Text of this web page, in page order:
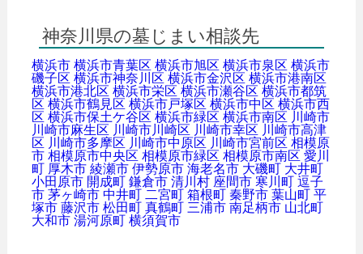
神奈川県の墓じまい相談先
横浜市 横浜市青葉区 横浜市旭区 横浜市泉区 横浜市
磯子区 横浜市神奈川区 横浜市金沢区 横浜市港南区
横浜市港北区 横浜市栄区 横浜市瀬谷区 横浜市都筑
区 横浜市鶴見区 横浜市戸塚区 横浜市中区 横浜市西
区 横浜市保土ケ谷区 横浜市緑区 横浜市南区 川崎市
川崎市麻生区 川崎市川崎区 川崎市幸区 川崎市高津
区 川崎市多摩区 川崎市中原区 川崎市宮前区 相模原
市 相模原市中央区 相模原市緑区 相模原市南区 愛川
町 厚木市 綾瀬市 伊勢原市 海老名市 大磯町 大井町
小田原市 開成町 鎌倉市 清川村 座間市 寒川町 逗子
市 茅ヶ崎市 中井町 二宮町 箱根町 秦野市 葉山町 平
塚市 藤沢市 松田町 真鶴町 三浦市 南足柄市 山北町
大和市 湯河原町 横須賀市